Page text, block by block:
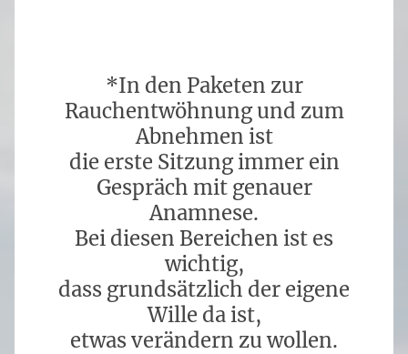
*In den Paketen zur
Rauchentwöhnung und zum
Abnehmen ist
die erste Sitzung immer ein
Gespräch mit genauer
Anamnese.
Bei diesen Bereichen ist es
wichtig,
dass grundsätzlich der eigene
Wille da ist,
etwas verändern zu wollen.